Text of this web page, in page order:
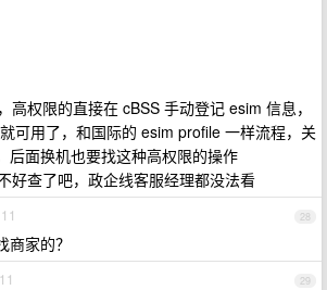
高权限的直接在 cBSS 手动登记 esim 信息，
可用了，和国际的 esim profile 一样流程，关
后面换机也要找这种高权限的操作
好查了吧，政企线客服经理都没法看
28
家的？
29